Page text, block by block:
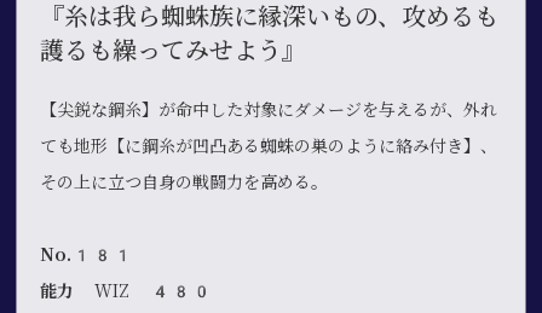
『糸は我ら蜘蛛族に縁深いもの、攻めるも
護るも繰ってみせよう』
【尖鋭な鋼糸】が命中した対象にダメージを与えるが、外れ
ても地形【に鋼糸が凹凸ある蜘蛛の巣のように絡み付き】、
その上に立つ自身の戦闘力を高める。
No.181
能力WIZ 480